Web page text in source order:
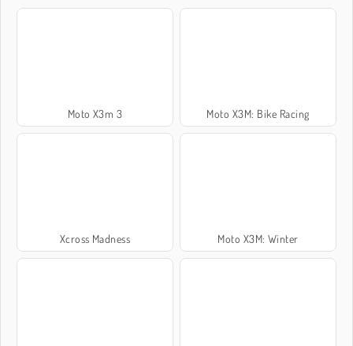
Moto X3m 3 Moto X3M: Bike Racing
Xcross Madness Moto X3M: Winter